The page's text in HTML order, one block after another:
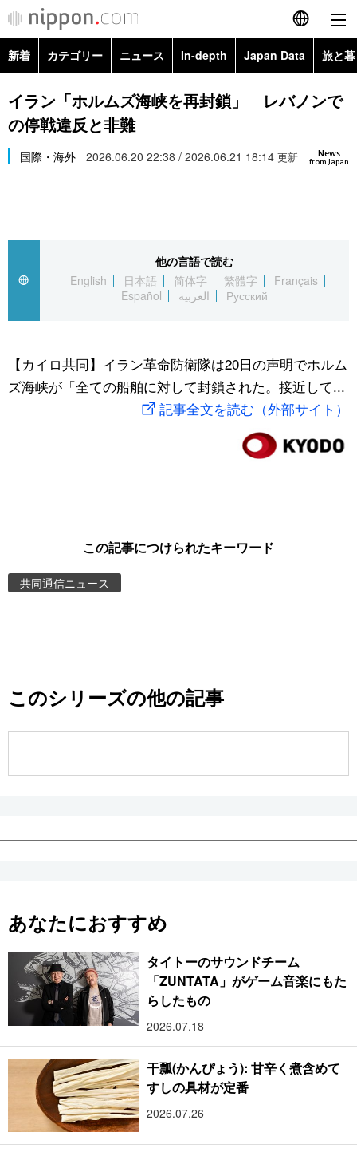
English
简体字
Русский
カテゴリー
経済・ビジネス
国際
文化
トップ
アーカイブ
In-depth
Japan Data
動画/Live
お知らせ
新着 カテゴリー ニュース In-depth Japan Data 旅と
政治・外交
経済・ビジネス
スポーツ・東京2020
Topics
イラン「ホルムズ海峡を再封鎖」 レバノンで
の停戦違反と非難
News
from Japan
国際・海外 2026.06.20 22:38 / 2026.06.21 18:14 更新
他の言語で読む
English
日本語 简体字 繁體字
Français
Español
العربية Русский
【カイロ共同】イラン革命防衛隊は20日の声明でホルム
ズ海峡が「全ての船舶に対して封鎖された。接近して...
記事全文を読む（外部サイト）
この記事につけられたキーワード
共同通信ニュース
このシリーズの他の記事
あなたにおすすめ
タイトーのサウンドチーム
「ZUNTATA」がゲーム音楽にもた
らしたもの
2026.07.18
干瓢(かんぴょう): 甘辛く煮含めて
すしの具材が定番
2026.07.26